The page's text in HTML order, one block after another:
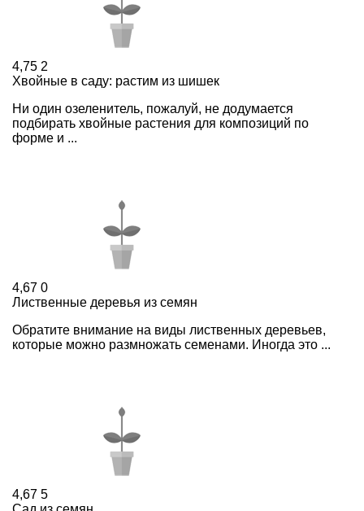
4,75 2
Хвойные в саду: растим из шишек
Ни один озеленитель, пожалуй, не додумается
подбирать хвойные растения для композиций по
форме и ...
4,67 0
Лиственные деревья из семян
Обратите внимание на виды лиственных деревьев,
которые можно размножать семенами. Иногда это ...
4,67 5